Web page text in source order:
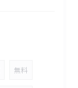
無料